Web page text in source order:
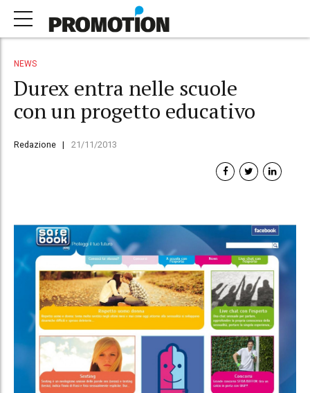
NEWS
Durex entra nelle scuole
con un progetto educativo
Redazione 21/11/2013